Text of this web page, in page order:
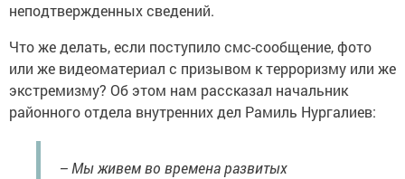
неподтвержденных сведений.
Что же делать, если поступило смс-сообщение, фото
или же видеоматериал с призывом к терроризму или же
экстремизму? Об этом нам рассказал начальник
районного отдела внутренних дел Рамиль Нургалиев:
– Мы живем во времена развитых